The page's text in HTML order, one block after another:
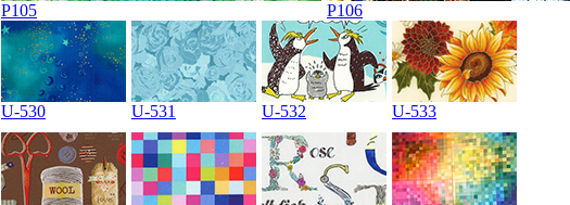
P105 P106
U-530 U-531 U-532 U-533